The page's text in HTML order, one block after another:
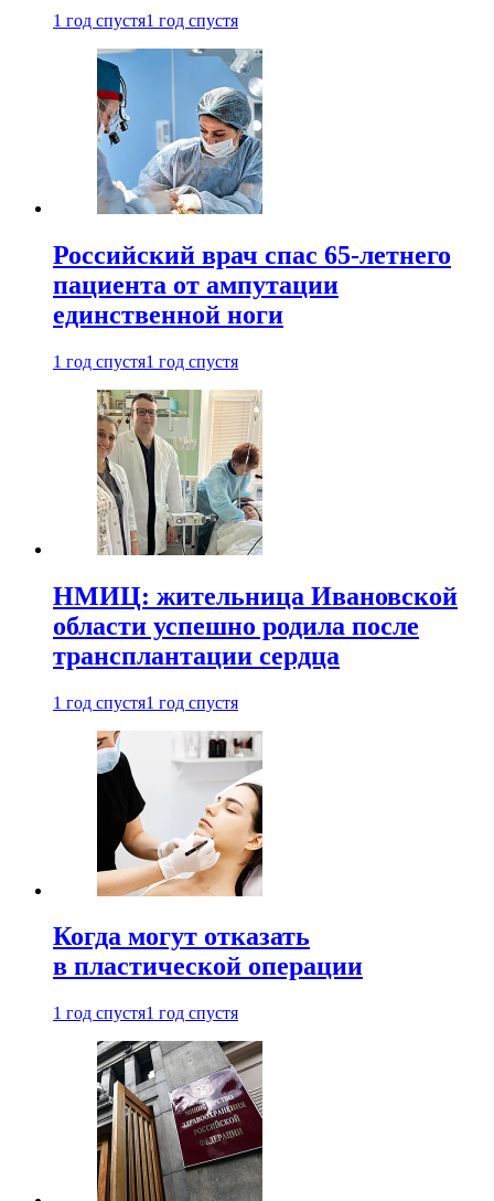
1 год спустя1 год спустя
Российский врач спас 65-летнего
пациента от ампутации
единственной ноги
1 год спустя1 год спустя
НМИЦ: жительница Ивановской
области успешно родила после
трансплантации сердца
1 год спустя1 год спустя
Когда могут отказать
в пластической операции
1 год спустя1 год спустя